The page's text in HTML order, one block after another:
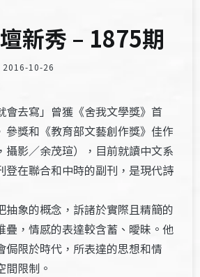
新秀 – 1875期
2016-10-26
會去寫」曾獲《舍我文學獎》首
參獎和《教育部文藝創作獎》佳作
攝影／余茂瑄），目前就讀中文系
登在聯合和中時的副刊，是現代詩
抽象的概念，訴諸於實際且精簡的
疊，情感的表達較含蓄、曖昧。他
侷限於時代，所表達的思想和情
間限制。